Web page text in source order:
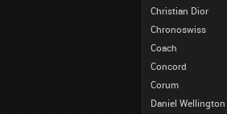
Christian Dior
Chronoswiss
Coach
Concord
Corum
Daniel Wellington